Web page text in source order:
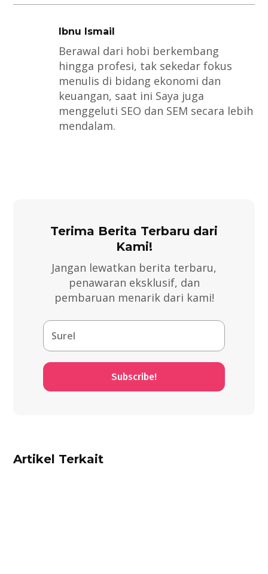
Ibnu Ismail
Berawal dari hobi berkembang
hingga profesi, tak sekedar fokus
menulis di bidang ekonomi dan
keuangan, saat ini Saya juga
menggeluti SEO dan SEM secara lebih
mendalam.
Terima Berita Terbaru dari
Kami!
Jangan lewatkan berita terbaru,
penawaran eksklusif, dan
pembaruan menarik dari kami!
Subscribe!
Artikel Terkait